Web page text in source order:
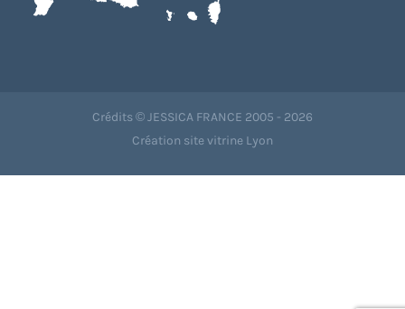
Crédits © JESSICA FRANCE 2005 - 2026
Création site vitrine Lyon